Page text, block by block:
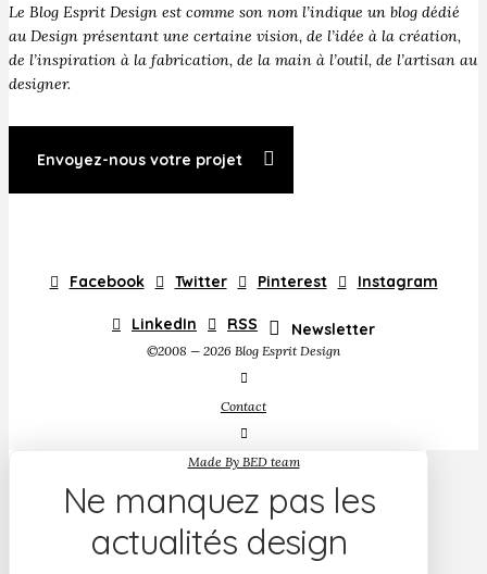
Le Blog Esprit Design est comme son nom l’indique un blog dédié
au Design présentant une certaine vision, de l’idée à la création,
de l’inspiration à la fabrication, de la main à l’outil, de l’artisan au
designer.
Envoyez-nous votre projet
Facebook Twitter Pinterest Instagram
LinkedIn RSS Newsletter
©2008 — 2026 Blog Esprit Design
Contact
Made By BED team
Ne manquez pas les
actualités design